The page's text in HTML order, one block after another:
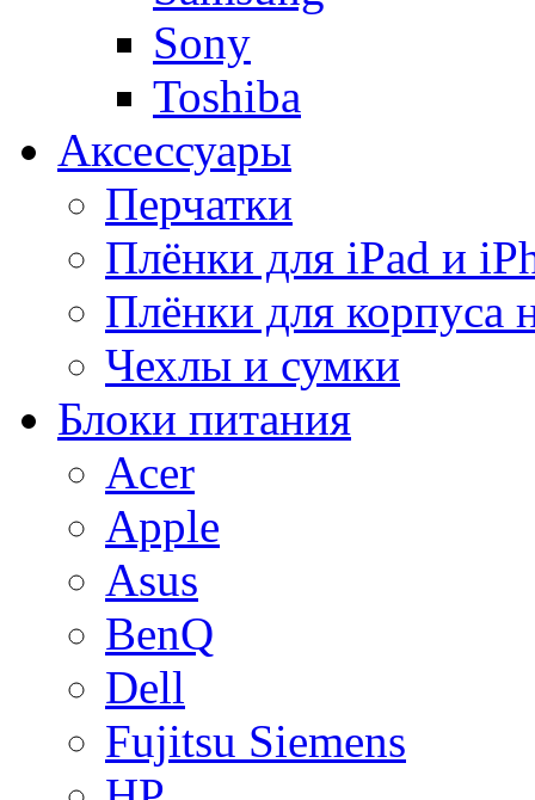
Sony
Toshiba
Аксессуары
Перчатки
Плёнки для iPad и
Плёнки для корпуса
Чехлы и сумки
Блоки питания
Acer
Apple
Asus
BenQ
Dell
Fujitsu Siemens